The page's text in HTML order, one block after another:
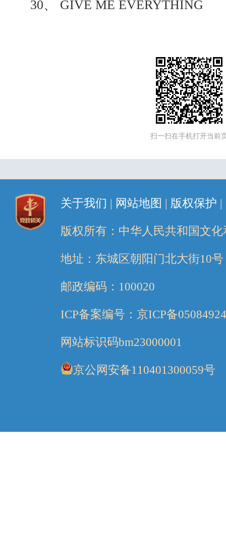
30、 GIVE ME EVERYTHING
扫一扫在手机打开当前
关于我们 | 网站地图 | 版权保护 |
版权所有：中华人民共和国文
地址：东城区朝阳门北大街10号
邮政编码：100020
ICP备案编号：京ICP备
网站标识码bm23000001
京公网安备110401300059号